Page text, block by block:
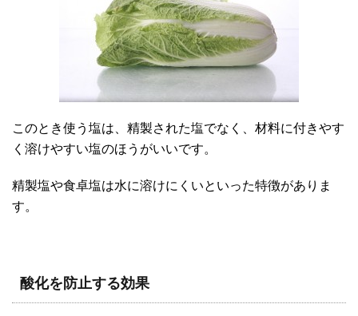
このとき使う塩は、精製された塩でなく、材料に付きやす
く溶けやすい塩のほうがいいです。
精製塩や食卓塩は水に溶けにくいといった特徴がありま
す。
酸化を防止する効果